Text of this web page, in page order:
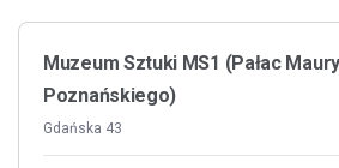
Muzeum Sztuki MS1 (Pałac
Poznańskiego)
Gdańska 43